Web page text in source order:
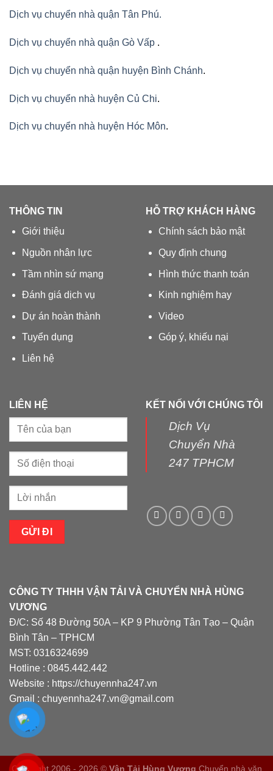
Dịch vụ chuyển nhà quận Tân Phú.
Dịch vụ chuyển nhà quận Gò Vấp .
Dịch vụ chuyển nhà quận huyện Bình Chánh.
Dịch vụ chuyển nhà huyện Củ Chi.
Dịch vụ chuyển nhà huyện Hóc Môn.
THÔNG TIN
Giới thiệu
Nguồn nhân lực
Tầm nhìn sứ mạng
Đánh giá dịch vụ
Dự án hoàn thành
Tuyển dụng
Liên hệ
HỖ TRỢ KHÁCH HÀNG
Chính sách bảo mật
Quy định chung
Hình thức thanh toán
Kinh nghiệm hay
Video
Góp ý, khiếu nại
LIÊN HỆ KẾT NỐI VỚI CHÚNG TÔI
Dịch Vụ
Chuyển Nhà
247 TPHCM
CÔNG TY THHH VẬN TẢI VÀ CHUYỂN NHÀ HÙNG
VƯƠNG
Đ/C: Số 48 Đường 50A – KP 9 Phường Tân Tạo – Quận
Bình Tân – TPHCM
MST: 0316324699
Hotline : 0845.442.442
Website : https://chuyennha247.vn
Gmail : chuyennha247.vn@gmail.com
Copyright 2006 - 2026 © Vận Tải Hùng Vương Chuyển nhà văn